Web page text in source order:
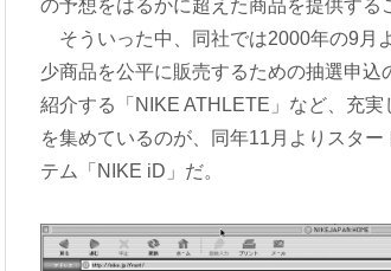
の予想をはるかに超えた商品を提供する
そういった中、同社では2000年の9月
少商品を公平に販売するための抽選申
紹介する「NIKE ATHLETE」など、充
を集めているのが、同年11月よりスタ
テム「NIKE iD」だ。